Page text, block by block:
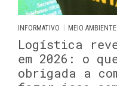
INFORMATIVO MEIO AMBIENTE
Logística
em 2026: o
obrigada a